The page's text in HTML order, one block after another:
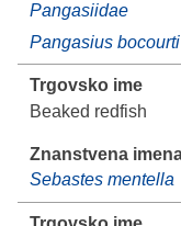
Pangasiidae
Pangasius bocourti
Beaked redfish
Sebastes mentella